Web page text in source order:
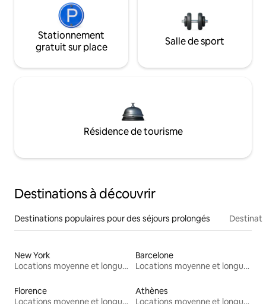
Stationnement
gratuit sur place
Salle de sport
Résidence de tourisme
Destinations à découvrir
Destinations populaires pour des séjours prolongés
New York
Locations moyenne et longue durée
Barcelone
Locations moyenne et longue durée
Florence
Locations moyenne et longue durée
Athènes
Locations moyenne et longue durée